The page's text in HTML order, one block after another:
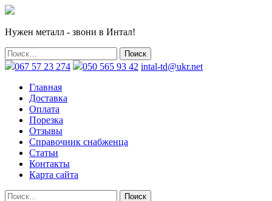
Нужен металл - звони в Интал!
067 57 23 274 050 565 93 42 intal-td@ukr.net
Главная
Доставка
Оплата
Порезка
Отзывы
Справочник снабженца
Статьи
Контакты
Карта сайта